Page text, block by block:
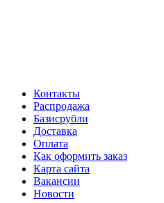
Контакты
Распродажа
Базисрубли
Доставка
Оплата
Как оформить заказ
Карта сайта
Вакансии
Новости